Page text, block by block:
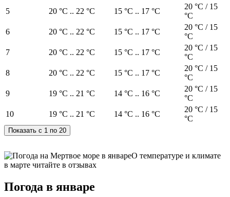
5
20 °C .. 22 °C 15 °C .. 17 °C
20 °C / 15
°C
6
20 °C .. 22 °C 15 °C .. 17 °C
20 °C / 15
°C
7
20 °C .. 22 °C 15 °C .. 17 °C
20 °C / 15
°C
8
20 °C .. 22 °C 15 °C .. 17 °C
20 °C / 15
°C
9
19 °C .. 21 °C 14 °C .. 16 °C
20 °C / 15
°C
10
19 °C .. 21 °C 14 °C .. 16 °C
20 °C / 15
°C
О температуре и климате
в марте читайте в отзывах
Погода в январе